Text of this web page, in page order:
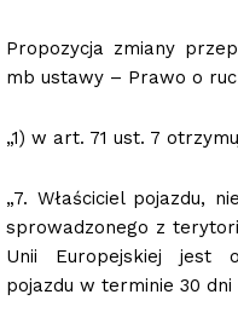
Propozycja zmiany
mb ustawy – Prawo o
„1) w art. 71 ust. 7
„7. Właściciel pojazdu,
sprowadzonego z
Unii Europejskiej jest
pojazdu w terminie 30 dni